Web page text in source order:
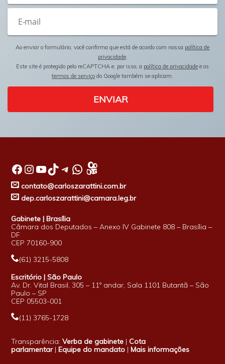
Ao enviar o formulário, você confirma que está de acordo com nossa política de
privacidade.
Este site é protegido pelo reCAPTCHA e, por isso, a política de privacidade e os
termos de serviço do Google também se aplicam.
ENVIAR
Facebook InstagramYoutube TikTok Telegram WhatsApp
contato@carloszarattini.com.br
dep.carloszarattini@camara.leg.br
Gabinete | Brasília
Câmara dos Deputados – Anexo IV Gabinete 808 – Brasília –
DF
CEP 70160-900
(61) 3215-5808
Escritório | São Paulo
Av. Dr. Vital Brasil, 305 – 11º andar, Sala 1101 Butantã – São
Paulo – SP
CEP 05503-001
(11) 3765-1728
Transparência:Verba de gabinete |Cota
parlamentar|Equipe do mandato |Mais informações